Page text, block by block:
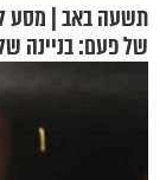
תשעה באב | מסע
של פעם: בניינה